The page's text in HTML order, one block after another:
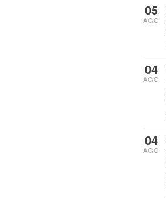
05
AGO
04
AGO
04
AGO